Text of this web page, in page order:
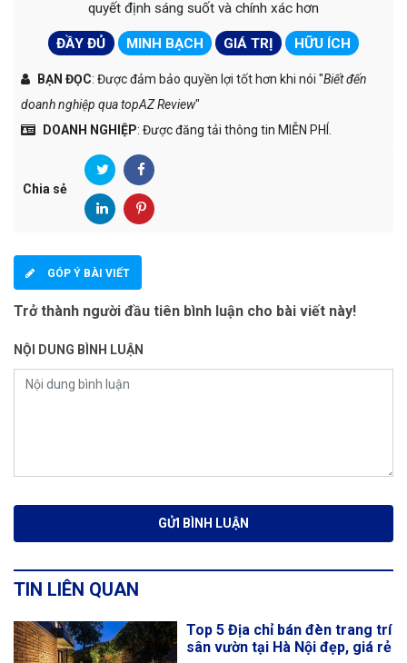
quyết định sáng suốt và chính xác hơn
ĐẦY ĐỦ MINH BẠCH GIÁ TRỊ HỮU ÍCH
BẠN ĐỌC: Được đảm bảo quyền lợi tốt hơn khi nói "Biết đến
doanh nghiệp qua topAZ Review"
DOANH NGHIỆP: Được đăng tải thông tin MIỄN PHÍ.
Chia sẻ
GÓP Ý BÀI VIẾT
Trở thành người đầu tiên bình luận cho bài viết này!
NỘI DUNG BÌNH LUẬN
TIN LIÊN QUAN
Top 5 Địa chỉ bán đèn trang trí
sân vườn tại Hà Nội đẹp, giá rẻ